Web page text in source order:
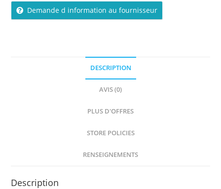
Demande d information au fournisseur
DESCRIPTION
AVIS (0)
PLUS D'OFFRES
STORE POLICIES
RENSEIGNEMENTS
Description